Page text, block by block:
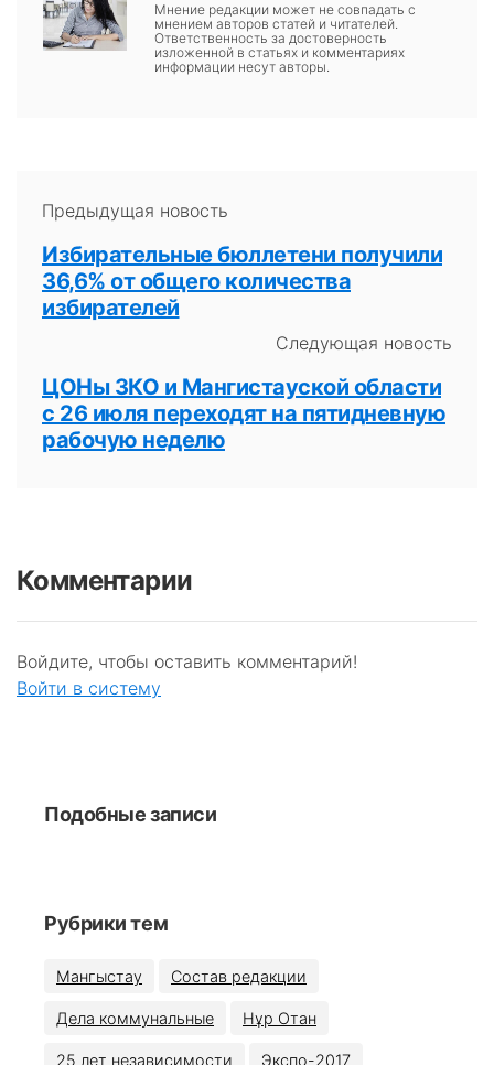
Мнение редакции может не совпадать с
мнением авторов статей и читателей.
Ответственность за достоверность
изложенной в статьях и комментариях
информации несут авторы.
Предыдущая новость
Избирательные бюллетени получили
36,6% от общего количества
избирателей
Следующая новость
ЦОНы ЗКО и Мангистауской области
с 26 июля переходят на пятидневную
рабочую неделю
Комментарии
Войдите, чтобы оставить комментарий!
Войти в систему
Подобные записи
Рубрики тем
Мангыстау Состав редакции
Дела коммунальные Нұр Отан
25 лет независимости Экспо-2017